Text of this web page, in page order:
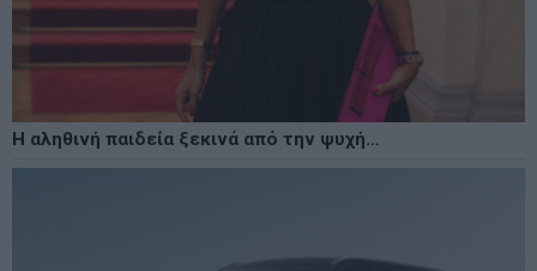
Η αληθινή παιδεία ξεκινά από την ψυχή…